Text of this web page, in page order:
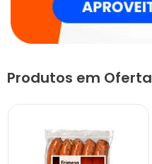
Produtos em Oferta